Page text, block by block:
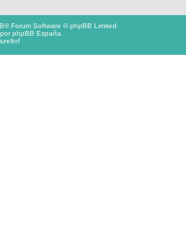
® Forum Software © phpBB Limited
phpBB España